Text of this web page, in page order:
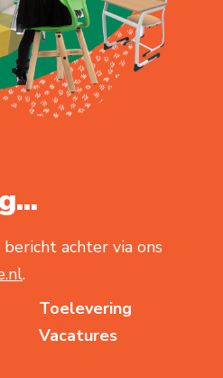
achter via ons
.
Toelevering
Vacatures